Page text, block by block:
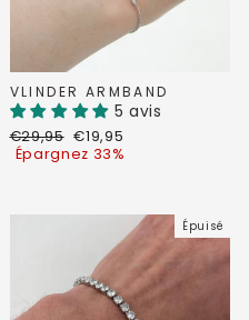
VLINDER ARMBAND
5 avis
Prix
régulier
€29,95 Prix
réduit
€19,95
Épargnez 33%
Épuisé